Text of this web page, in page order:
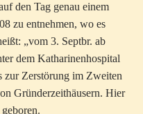
den Tag genau einem
zu entnehmen, wo es
„vom 3. Septbr. ab
dem Katharinenhospital
zur Zerstörung im Zweiten
Gründerzeithäusern. Hier